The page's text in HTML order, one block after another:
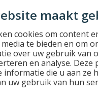
maakt
cookies om content
te bieden en om
over uw gebruik van
en analyse.
informatie die u aan ze
uw gebruik van hun
53672